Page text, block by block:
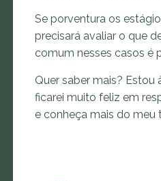
Se porventura os
precisará avaliar o que
comum nesses casos é
Quer saber mais?
ficarei muito feliz em
e conheça mais do meu